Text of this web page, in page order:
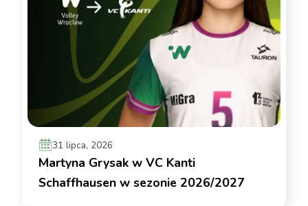
31 lipca, 2026
Martyna Grysak w VC Kanti
Schaffhausen w sezonie 2026/2027